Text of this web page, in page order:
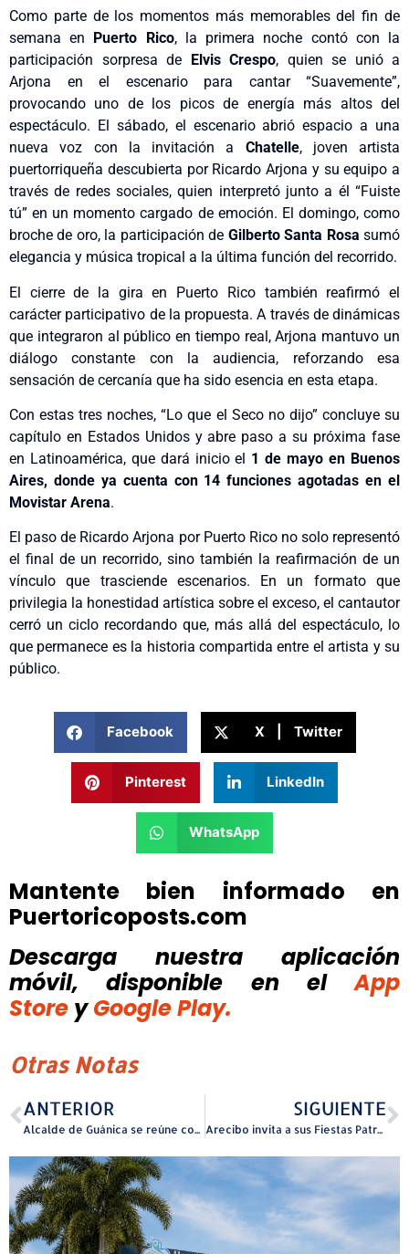
Como parte de los momentos más memorables del fin de
semana en
Puerto Rico, la primera noche contó con la
participación sorpresa de
Elvis Crespo, quien se unió a
Arjona en el escenario para cantar “Suavemente”,
provocando uno de los picos de energía más altos del
espectáculo. El sábado, el escenario abrió espacio a una
nueva voz con la invitación a Chatelle, joven artista
puertorriqueña descubierta por Ricardo Arjona y su equipo a
través de redes sociales, quien interpretó junto a él “Fuiste
tú” en un momento cargado de emoción. El domingo, como
broche de oro, la participación de Gilberto Santa Rosa sumó
elegancia y música tropical a la última función del recorrido.
El cierre de la gira en Puerto Rico también reafirmó el
carácter participativo de la propuesta. A través de dinámicas
que integraron al público en tiempo real, Arjona mantuvo un
diálogo constante con la audiencia, reforzando esa
sensación de cercanía que ha sido esencia en esta etapa.
Con estas tres noches, “Lo que el Seco no dijo” concluye su
capítulo en Estados Unidos y abre paso a su próxima fase
en Latinoamérica, que dará inicio el 1 de mayo en Buenos
Aires, donde ya cuenta con 14 funciones agotadas en el
Movistar Arena.
El paso de Ricardo Arjona por Puerto Rico no solo representó
el final de un recorrido, sino también la reafirmación de un
vínculo que trasciende escenarios. En un formato que
privilegia la honestidad artística sobre el exceso, el cantautor
cerró un ciclo recordando que, más allá del espectáculo, lo
que permanece es la historia compartida entre el artista y su
público.
Facebook X | Twitter
Pinterest LinkedIn
WhatsApp
Mantente bien informado en
Puertoricoposts.com
Descarga nuestra aplicación
móvil, disponible
en el
App
Store y Google Play.
Otras Notas
ANTERIOR
Alcalde de Guánica se reúne con la EPA y Vivienda para discutir rehabilitación del Malecón y control de inundaciones
SIGUIENTE
Arecibo invita a sus Fiestas Patronales en honor a San Felipe Apóstol este fin de semana